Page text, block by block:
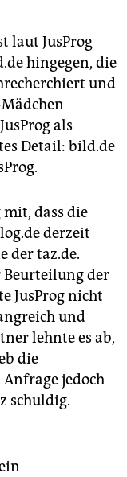
laut JusProg
hingegen, die
und
als
Detail: bild.de
dass die
derzeit
der taz.de.
Beurteilung der
JusProg nicht
und
lehnte es ab,
die
jedoch
schuldig.